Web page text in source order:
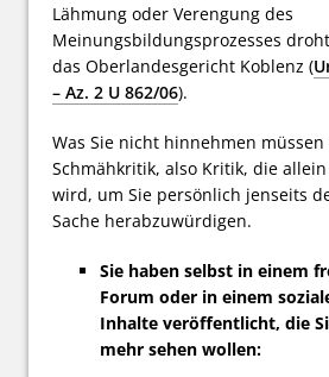
Lähmung oder Verengung des
Meinungsbildungsprozesses
das Oberlandesgericht Koblenz (
– Az. 2 U 862/06).
Was Sie nicht hinnehmen
Schmähkritik, also Kritik, die
wird, um Sie persönlich jenseits
Sache herabzuwürdigen.
Sie haben selbst in einem
Forum oder in einem
Inhalte veröffentlicht, die
mehr sehen wollen: